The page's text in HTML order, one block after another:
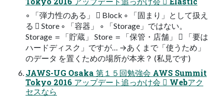
◦ 「弾力性のある」  Block ◦ 「固まり」として扱え
る  Store ◦ 「容器」 ◦ 「Storage」ではない。
Storage ＝「貯蔵」 Store ＝「保管・店舗」  「要は
ハードディスク」ですが… →あくまで「使うため」
のデータ を置くための場所が本来？ (私見です)
JAWS-UG Osaka 第１５回勉強会 AWS Summit
Tokyo 2016 アップデート追っかけ会  Webアク
セスなら